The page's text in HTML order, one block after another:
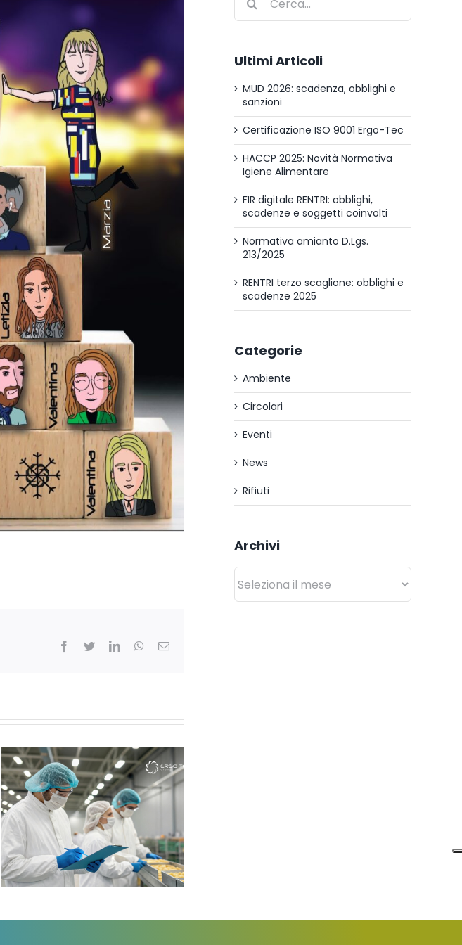
Facebook
TwitterLinkedInWhatsApp
Email
per:
Ultimi Articoli
MUD 2026: scadenza, obblighi e
sanzioni
Certificazione ISO 9001 Ergo-Tec
HACCP 2025: Novità Normativa
Igiene Alimentare
FIR digitale RENTRI: obblighi,
scadenze e soggetti coinvolti
Normativa amianto D.Lgs.
213/2025
RENTRI terzo scaglione: obblighi e
scadenze 2025
Categorie
Ambiente
Circolari
Eventi
News
Rifiuti
Archivi
Archivi